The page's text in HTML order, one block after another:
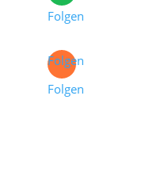
Folgen
Folgen
Folgen